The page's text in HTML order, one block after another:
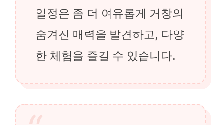
일정은 좀 더 여유롭게 거창의
숨겨진 매력을 발견하고, 다양
한 체험을 즐길 수 있습니다.